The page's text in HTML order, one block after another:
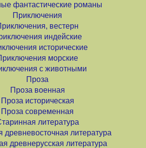
фантастические романы
Приключения
вестерн
индейские
исторические
морские
с животными
Проза
Проза военная
Проза историческая
Проза современная
литература
древневосточная литература
древнерусская литература